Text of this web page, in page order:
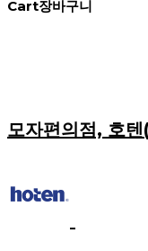
Cart장바구니
모자편의점, 호